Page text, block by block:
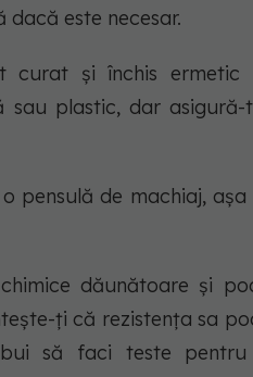
este necesar.
curat și închis
sau plastic, dar
pensulă de machiaj,
dăunătoare și
ți că rezistența sa
să faci teste